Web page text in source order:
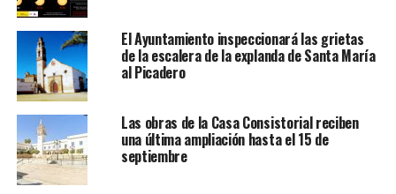
El Ayuntamiento inspeccionará las grietas
de la escalera de la explanda de Santa María
al Picadero
Las obras de la Casa Consistorial reciben
una última ampliación hasta el 15 de
septiembre